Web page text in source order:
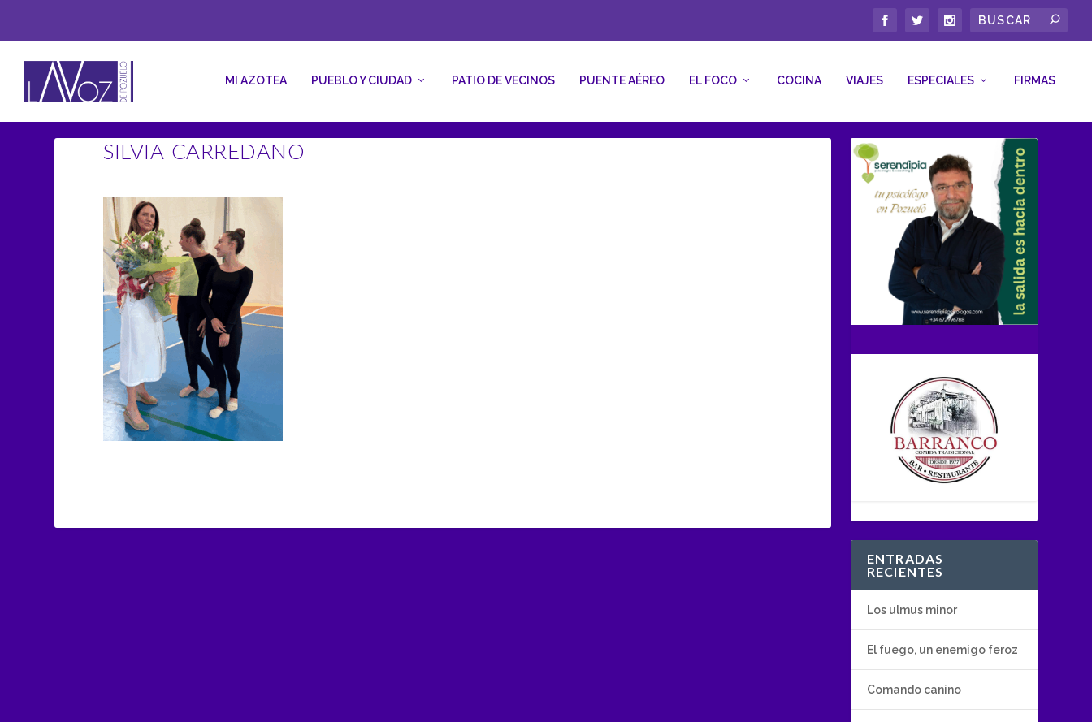
MI AZOTEA PUEBLO Y CIUDAD PATIO DE VECINOS PUENTE AÉREO EL FOCO COCINA VIAJES ESPECIALES FIRMAS
SILVIA-CARREDANO
ENTRADAS
RECIENTES
Los ulmus minor
El fuego, un enemigo feroz
Comando canino